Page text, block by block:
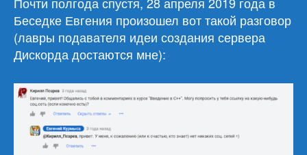
Беседке Евгения произошел вот такой разговор
(лавры подавателя идеи создания сервера
Дискорда достаются мне):